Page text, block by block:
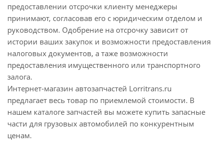
предоставлении отсрочки клиенту менеджеры
принимают, согласовав его с юридическим отделом и
руководством. Одобрение на отсрочку зависит от
истории ваших закупок и возможности предоставления
налоговых документов, а таже возможности
предоставления имущественного или транспортного
залога.
Интернет-магазин автозапчастей Lorritrans.ru
предлагает весь товар по приемлемой стоимости. В
нашем каталоге запчастей вы можете купить запасные
части для грузовых автомобилей по конкурентным
ценам.